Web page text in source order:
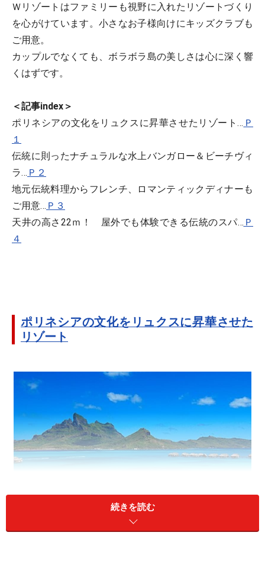
Ｗリゾートはファミリーも視野に入れたリゾートづくり
を心がけています。小さなお子様向けにキッズクラブも
ご用意。
カップルでなくても、ボラボラ島の美しさは心に深く響
くはずです。
＜記事index＞
ポリネシアの文化をリュクスに昇華させたリゾート… Ｐ
１
伝統に則ったナチュラルな水上バンガロー＆ビーチヴィ
ラ… Ｐ２
地元伝統料理からフレンチ、ロマンティックディナーも
ご用意… Ｐ３
天井の高さ22ｍ！ 屋外でも体験できる伝統のスパ… Ｐ
４
ポリネシアの文化をリュクスに昇華させた
リゾート
続きを読む